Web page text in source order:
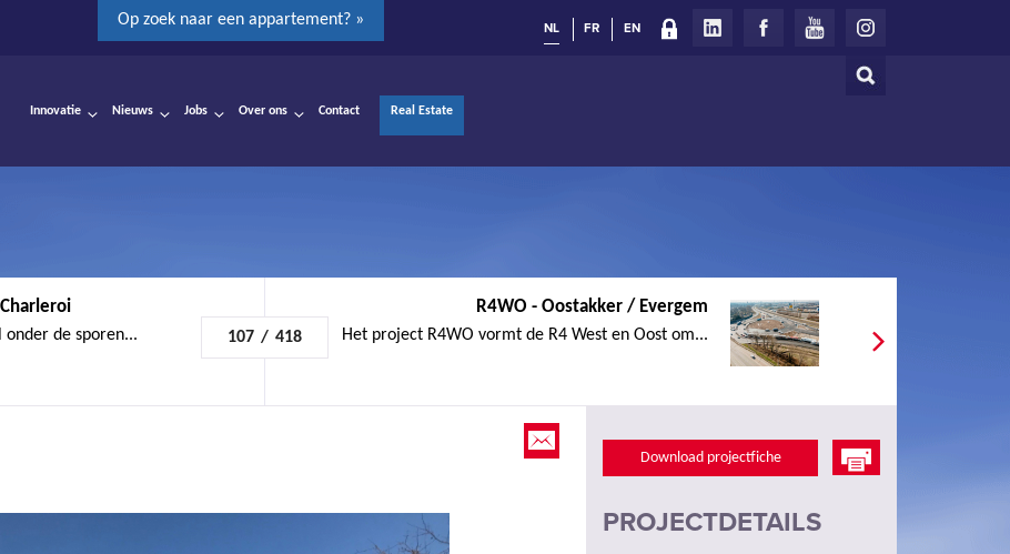
Op zoek naar een appartement? »
Zoeken
NL FR EN
Innovatie Nieuws Jobs Over ons Contact Real Estate
onder de sporen... 107 / 418
R4WO - Oostakker / Evergem
Het project R4WO vormt de R4 West en Oost om...
Download projectfiche
PROJECTDETAILS